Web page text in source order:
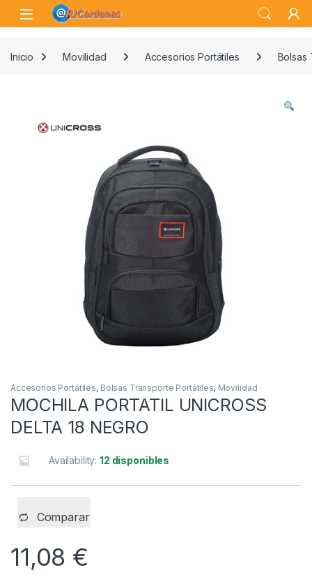
Skip to navigation
Skip to content
Open
Inicio Movilidad Accesorios Portátiles Bolsas
Accesorios Portátiles, Bolsas Transporte Portátiles, Movilidad
MOCHILA PORTATIL UNICROSS
DELTA 18 NEGRO
Availability:12 disponibles
Comparar
11,08 €